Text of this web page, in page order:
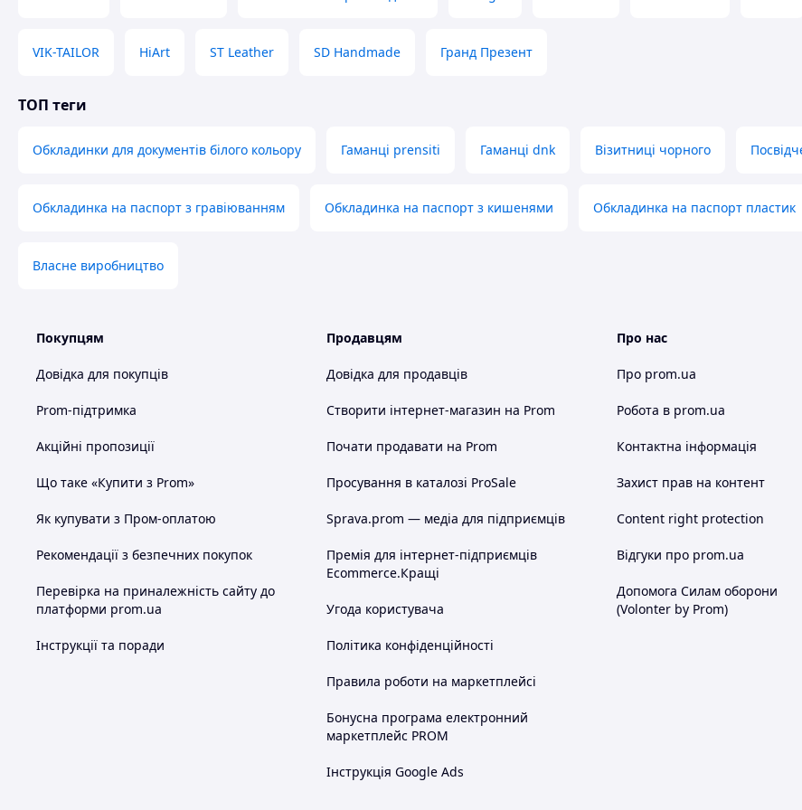
VIK-TAILOR HiArt ST Leather SD Handmade Гранд Презент
ТОП теги
Обкладинки для документів білого кольору Гаманці prensiti Гаманці dnk Візитниці чорного
Обкладинка на паспорт з гравіюванням Обкладинка на паспорт з кишенями Обкладинка на паспорт пластик
Власне виробництво
Покупцям
Довідка для покупців
Prom-підтримка
Акційні пропозиції
Що таке «Купити з Prom»
Як купувати з Пром-оплатою
Рекомендації з безпечних покупок
Перевірка на приналежність сайту до
платформи prom.ua
Інструкції та поради
Продавцям
Довідка для продавців
Створити інтернет-магазин на Prom
Почати продавати на Prom
Просування в каталозі ProSale
Sprava.prom — медіа для підприємців
Премія для інтернет-підприємців
Ecommerce.Кращі
Угода користувача
Політика конфіденційності
Правила роботи на маркетплейсі
Бонусна програма електронний
маркетплейс PROM
Інструкція Google Ads
Про нас
Про prom.ua
Робота в prom.ua
Контактна інформація
Захист прав на контент
Content right protection
Відгуки про prom.ua
Допомога Силам оборони
(Volonter by Prom)